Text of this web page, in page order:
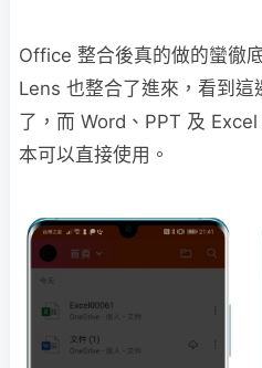
Office 整合後真的做的蠻徹
Lens 也整合了進來，看到這
了，而 Word、PPT 及
本可以直接使用。